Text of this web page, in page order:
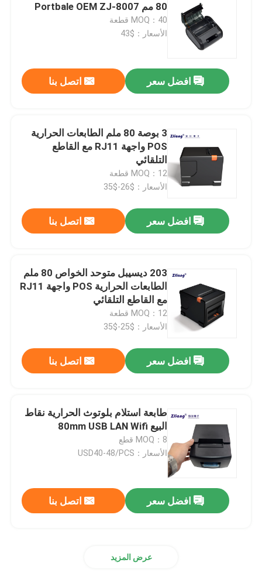
حول بنا
جولة في المعمل
اتصل بنا
أخبار
جميع القضايا
80 مم Portbale OEM ZJ-8007
MOQ：40 قطعة
الأسعار：$43
افضل سعر اتصل بنا
3 بوصة 80 ملم الطابعات الحرارية
POS واجهة RJ11 مع القاطع
التلقائي
MOQ：12 قطعة
الأسعار：$26-$35
افضل سعر اتصل بنا
203 ديسيبل متوحد الخواص 80 ملم
الطابعات الحرارية POS واجهة RJ11
مع القاطع التلقائي
MOQ：12 قطعة
الأسعار：$25-$35
افضل سعر اتصل بنا
طابعة استلام بلوتوث الحرارية نقاط
البيع 80mm USB LAN Wifi
MOQ：8 قطع
الأسعار：USD40-48/PCS
افضل سعر اتصل بنا
عرض المزيد